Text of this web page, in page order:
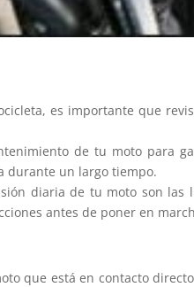
es importante que
de tu moto para
durante un largo tiempo.
diaria de tu moto son
antes de poner en
que está en contacto